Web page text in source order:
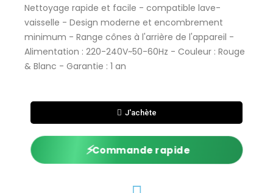
Nettoyage rapide et facile - compatible lave-
vaisselle - Design moderne et encombrement
minimum - Range cônes à l'arrière de l'appareil -
Alimentation : 220-240V~50-60Hz - Couleur : Rouge
& Blanc - Garantie : 1 an
J'achète
⚡Commande rapide